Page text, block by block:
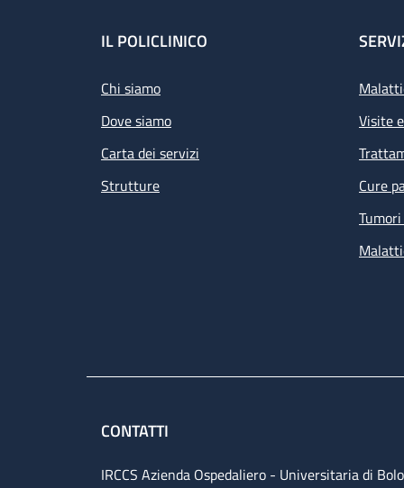
Footer
IL POLICLINICO
Chi siamo
Dove siamo
Carta dei servizi
Strutture
Visite
Cure
CONTATTI
IRCCS Azienda Ospedaliero - Universitaria di